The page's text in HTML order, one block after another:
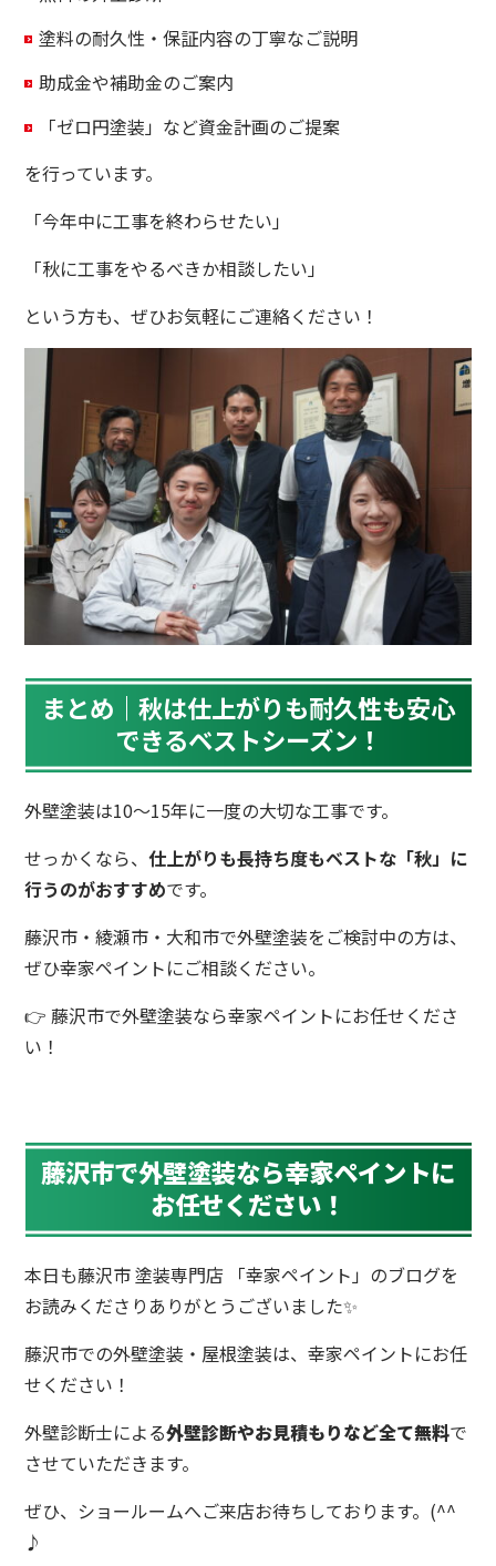
塗料の耐久性・保証内容の丁寧なご説明
助成金や補助金のご案内
「ゼロ円塗装」など資金計画のご提案
を行っています。
「今年中に工事を終わらせたい」
「秋に工事をやるべきか相談したい」
という方も、ぜひお気軽にご連絡ください！
まとめ｜秋は仕上がりも耐久性も安心
できるベストシーズン！
外壁塗装は10〜15年に一度の大切な工事です。
せっかくなら、仕上がりも長持ち度もベストな「秋」に
行うのがおすすめです。
藤沢市・綾瀬市・大和市で外壁塗装をご検討中の方は、
ぜひ幸家ペイントにご相談ください。
👉 藤沢市で外壁塗装なら幸家ペイントにお任せくださ
い！
藤沢市で外壁塗装なら幸家ペイントに
お任せください！
本日も藤沢市 塗装専門店 「幸家ペイント」のブログを
お読みくださりありがとうございました✨
藤沢市での外壁塗装・屋根塗装は、幸家ペイントにお任
せください！
外壁診断士による外壁診断やお見積もりなど全て無料で
させていただきます。
ぜひ、ショールームへご来店お待ちしております。(^^
♪